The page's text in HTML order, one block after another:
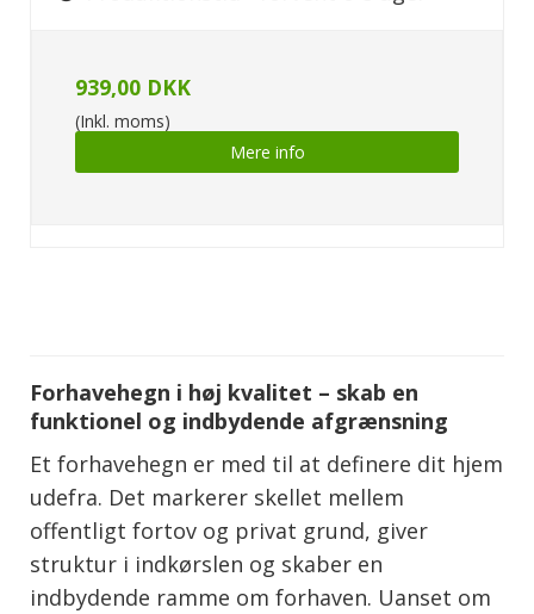
939,00 DKK
(Inkl. moms)
Mere info
Forhavehegn i høj kvalitet – skab en
funktionel og indbydende afgrænsning
Et forhavehegn er med til at definere dit hjem
udefra. Det markerer skellet mellem
offentligt fortov og privat grund, giver
struktur i indkørslen og skaber en
indbydende ramme om forhaven. Uanset om